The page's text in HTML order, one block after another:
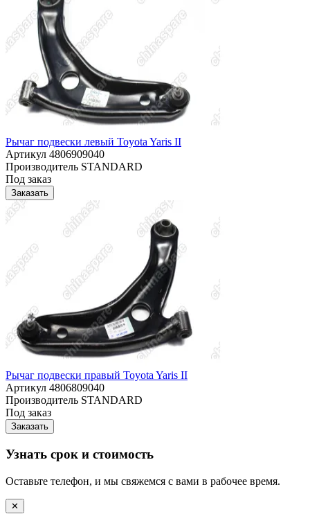
Рычаг подвески левый Toyota Yaris II
Артикул 4806909040
Производитель STANDARD
Под заказ
Заказать
Рычаг подвески правый Toyota Yaris II
Артикул 4806809040
Производитель STANDARD
Под заказ
Заказать
Узнать срок и стоимость
Оставьте телефон, и мы свяжемся с вами в рабочее время.
✕